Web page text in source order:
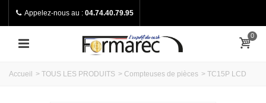
Appelez-nous au : 04.74.40.79.95
0
Accueil > TOUS LES PRODUITS > Compteuses de pièces > TC15P LCD